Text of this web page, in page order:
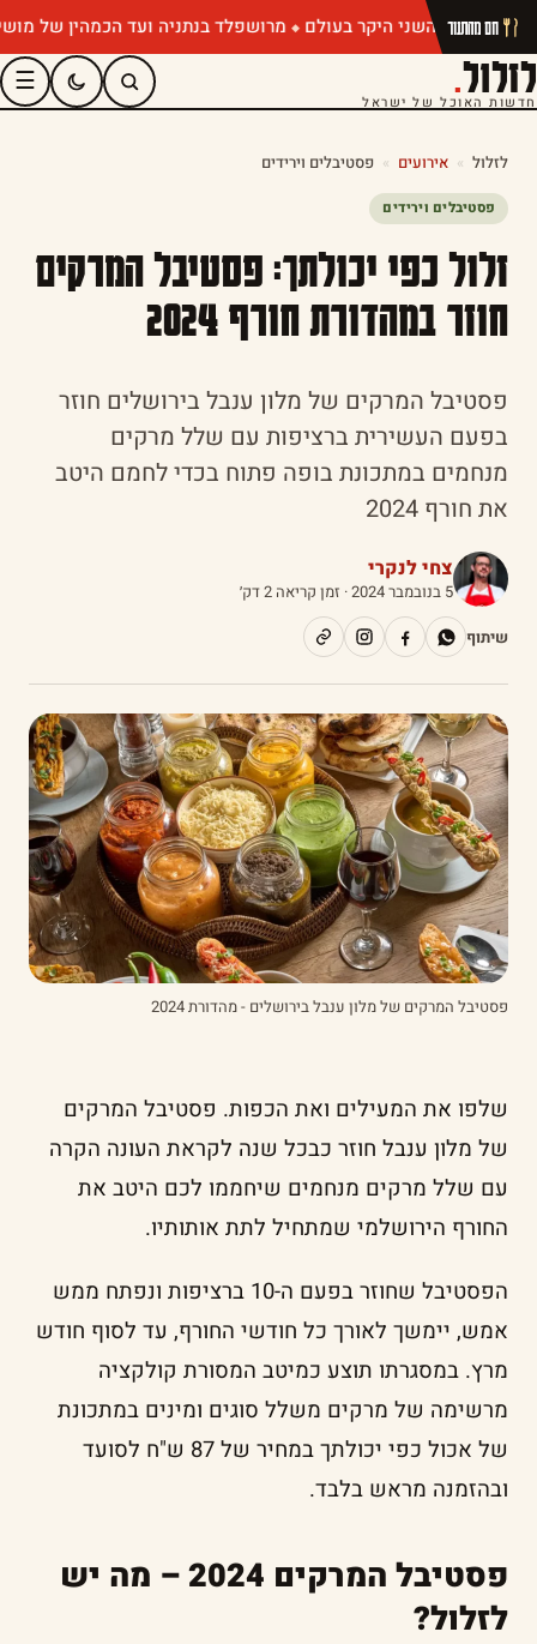
מרושפלד בנתניה ועד הכמהין של מושיק חם מהתנור
לזלול.
חדשות האוכל של ישראל
☰
לזלול » אירועים » פסטיבלים וירידים
פסטיבלים וירידים
זלול כפי יכולתך: פסטיבל המרקים
חוזר במהדורת חורף 2024
פסטיבל המרקים של מלון ענבל בירושלים חוזר
בפעם העשירית ברציפות עם שלל מרקים
מנחמים במתכונת בופה פתוח בכדי לחמם היטב
את חורף 2024
צחי לנקרי
5 בנובמבר 2024
· זמן קריאה 2 דק׳
שיתוף
פסטיבל המרקים של מלון ענבל בירושלים - מהדורת 2024
שלפו את המעילים ואת הכפות. פסטיבל המרקים
של מלון ענבל חוזר כבכל שנה לקראת העונה הקרה
עם שלל מרקים מנחמים שיחממו לכם היטב את
החורף הירושלמי שמתחיל לתת אותותיו.
הפסטיבל שחוזר בפעם ה-10 ברציפות ונפתח ממש
אמש, יימשך לאורך כל חודשי החורף, עד לסוף חודש
מרץ. במסגרתו תוצע כמיטב המסורת קולקציה
מרשימה של מרקים משלל סוגים ומינים במתכונת
של אכול כפי יכולתך במחיר של 87 ש"ח לסועד
ובהזמנה מראש בלבד.
פסטיבל המרקים 2024 – מה יש
לזלול?